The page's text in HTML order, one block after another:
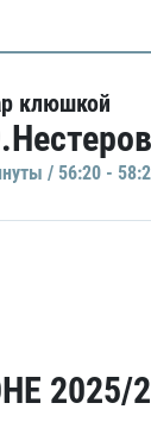
клюшкой
/ 56:20 -
2025/